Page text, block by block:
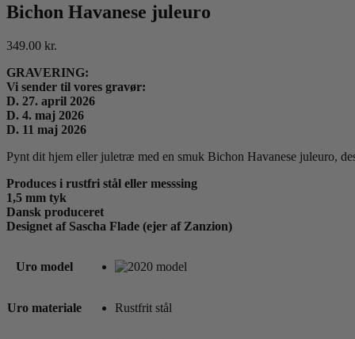
Bichon Havanese juleuro
349.00 kr.
GRAVERING:
Vi sender til vores gravør:
D. 27. april 2026
D. 4. maj 2026
D. 11 maj 2026
Pynt dit hjem eller juletræ med en smuk Bichon Havanese juleuro,
Produces i rustfri stål eller messsing
1,5 mm tyk
Dansk produceret
Designet af Sascha Flade (ejer af Zanzion)
Uro model
Uro materiale Rustfrit stål